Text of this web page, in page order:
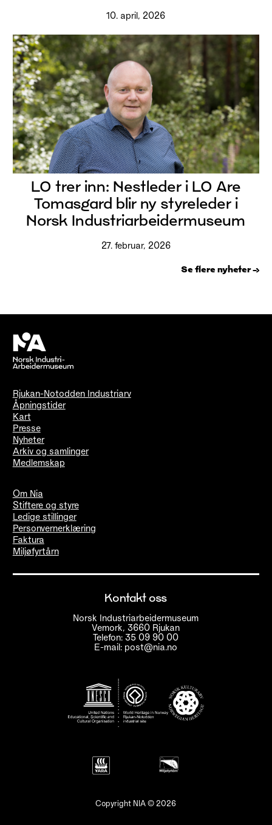
10. april, 2026
LO trer inn: Nestleder i LO Are
Tomasgard blir ny styreleder i
Norsk Industriarbeidermuseum
27. februar, 2026
Se flere nyheter
Rjukan-Notodden Industriarv
Åpningstider
Kart
Presse
Nyheter
Arkiv og samlinger
Medlemskap
Om Nia
Stiftere og styre
Ledige stillinger
Personvernerklæring
Faktura
Miljøfyrtårn
Kontakt oss
Norsk Industriarbeidermuseum
Vemork, 3660 Rjukan
Telefon: 35 09 90 00
E-mail: post@nia.no
Copyright NIA © 2026